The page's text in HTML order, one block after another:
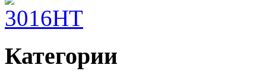
Категории